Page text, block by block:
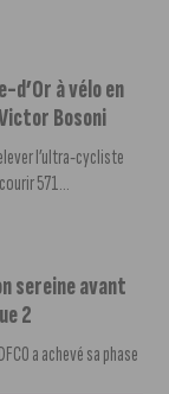
d’Or à vélo en
Bosoni
l’ultra-cycliste
571...
sereine avant
2
a achevé sa phase